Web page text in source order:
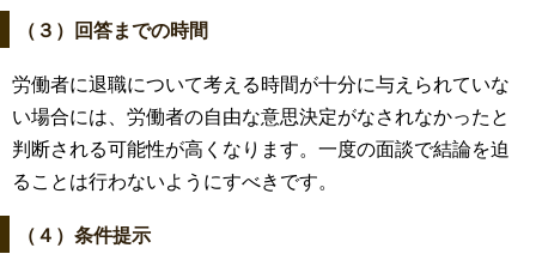
（３）回答までの時間
労働者に退職について考える時間が十分に与えられていな
い場合には、労働者の自由な意思決定がなされなかったと
判断される可能性が高くなります。一度の面談で結論を迫
ることは行わないようにすべきです。
（４）条件提示